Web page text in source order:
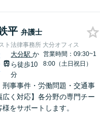
平 弁護士
ト法律事務所 大分オフィス
大分駅か
ら徒歩10
分
営業時間：09:30~1
8:00（土日祝日）
刑事事件・労働問題・交通事
広く対応】各分野の専門チー
様をサポートします。